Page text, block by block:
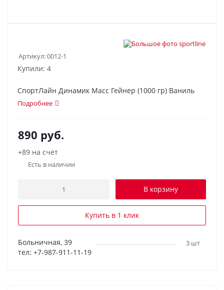
Артикул:0012-1
Купили: 4
СпортЛайн Динамик Масс Гейнер (1000 гр) Ваниль
Подробнее
890 руб.
+89 на счет
Есть в наличии
В корзину
Купить в 1 клик
Больничная, 39
тел: +7-987-911-11-19
3 шт